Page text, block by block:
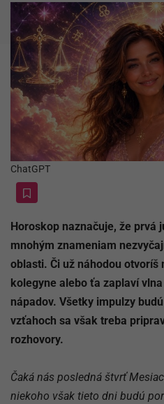
ChatGPT
Horoskop naznačuje, že prvá
mnohým znameniam
oblasti. Či už náhodou otvoríš
kolegyne alebo ťa zaplaví
nápadov. Všetky impulzy
vzťahoch sa však treba
rozhovory.
Čaká nás posledná štvrť
niekoho však tieto dni budú